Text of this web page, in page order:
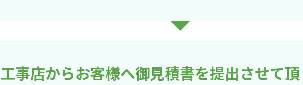
工事店からお客様へ御見積書を提出させて頂